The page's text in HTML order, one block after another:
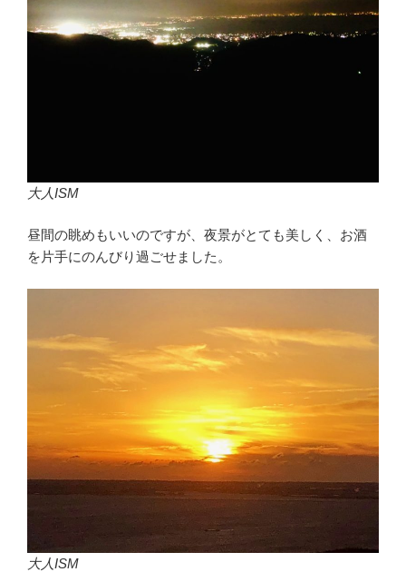
大人ISM
昼間の眺めもいいのですが、夜景がとても美しく、お酒
を片手にのんびり過ごせました。
大人ISM